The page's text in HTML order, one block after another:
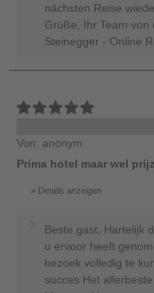
nächsten Reise
Grüße, Ihr Team von
Steinegger - Online
Von: anonym
Prima hotel maar wel
Details anzeigen
Beste gast, Hartelijk
u ervoor heeft
bezoek volledig te
succes Het